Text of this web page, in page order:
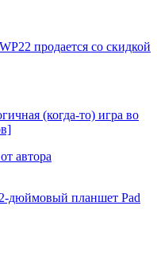
продается со скидкой
(когда-то) игра во
автора
дюймовый планшет Pad